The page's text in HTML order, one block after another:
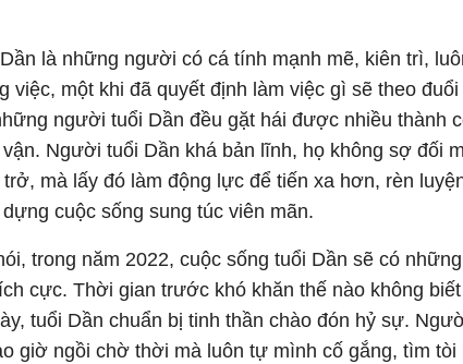
là những người có cá tính mạnh mẽ, kiên trì,
việc, một khi đã quyết định làm việc gì sẽ theo đuổi
người tuổi Dần đều gặt hái được nhiều thành
Người tuổi Dần khá bản lĩnh, họ không sợ đối
mà lấy đó làm động lực để tiến xa hơn, rèn
cuộc sống sung túc viên mãn.
trong năm 2022, cuộc sống tuổi Dần sẽ có
cực. Thời gian trước khó khăn thế nào không
tuổi Dần chuẩn bị tinh thần chào đón hỷ sự.
giờ ngồi chờ thời mà luôn tự mình cố gắng, tìm